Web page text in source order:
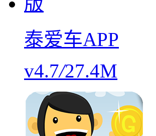
泰爱车APP
v4.7/27.4M